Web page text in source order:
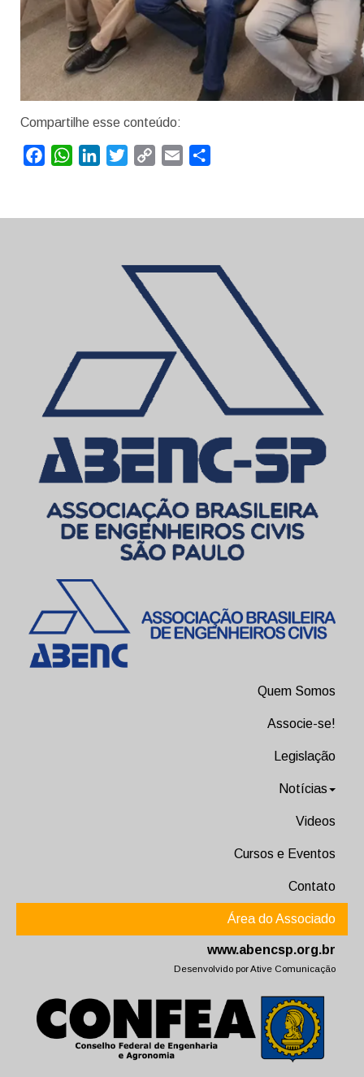
Compartilhe esse conteúdo:
FacebookWhatsAppLinkedInTwitterCopy
Email
Quem Somos
Associe-se!
Legislação
Notícias
Videos
Cursos e Eventos
Contato
Área do Associado
www.abencsp.org.br
Desenvolvido porAtive Comunicação